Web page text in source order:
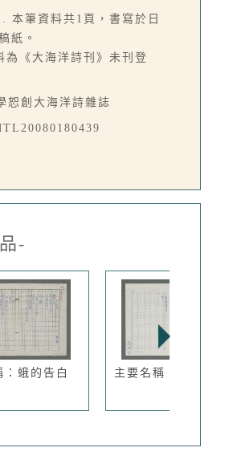
本筆資料共1頁，書寫於日
紙。
為《大海洋詩刊》未刊登
恕創大海洋詩雜誌
-
：蛾的告白 主要名稱：槍痕